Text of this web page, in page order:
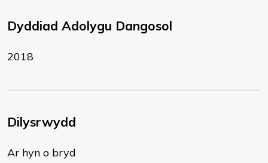
Dyddiad Adolygu Dangosol
2018
Dilysrwydd
Ar hyn o bryd